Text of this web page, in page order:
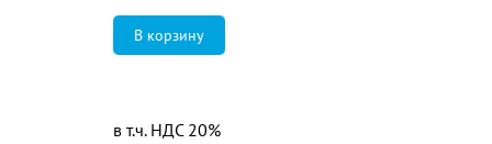
в т.ч. НДС 20%